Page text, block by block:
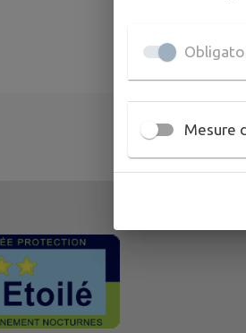
Mesure